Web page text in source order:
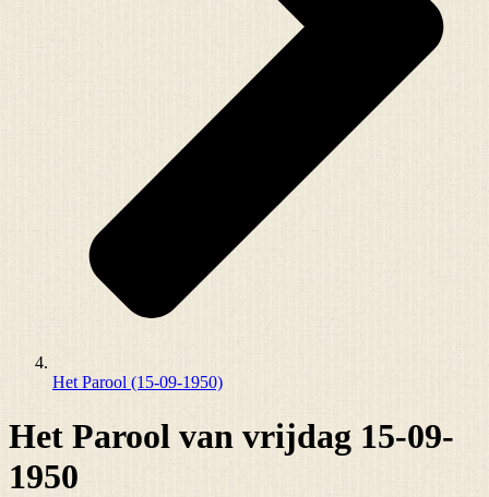
Het Parool (15-09-1950)
Het Parool van vrijdag 15-09-
1950